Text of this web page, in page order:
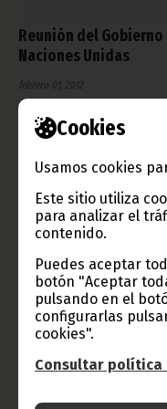
Cookies
Usamos cookies
Este sitio utiliza
para analizar el
contenido.
Puedes aceptar
botón "Aceptar
pulsando en el
configurarlas
cookies".
Consultar política
Reunión del
Naciones Unidas
febrero 01, 2012
En la ciudad de Ebebiyin
y validación del Plan de
el Desarrollo con el